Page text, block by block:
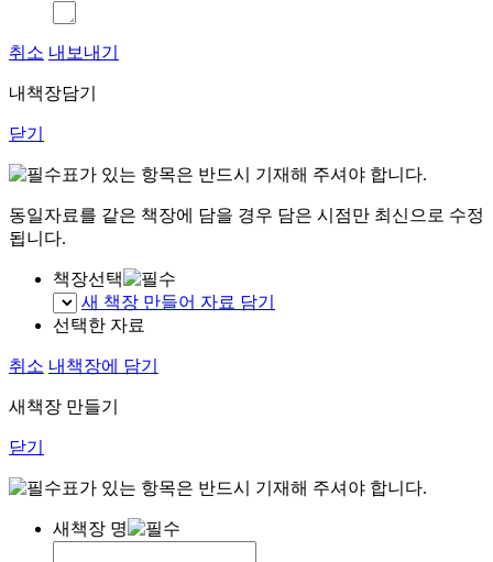
취소 내보내기
내책장담기
닫기
표가 있는 항목은 반드시 기재해 주셔야 합니다.
동일자료를 같은 책장에 담을 경우 담은 시점만 최신으로 수정
됩니다.
책장선택
새 책장 만들어 자료 담기
선택한 자료
취소 내책장에 담기
새책장 만들기
닫기
표가 있는 항목은 반드시 기재해 주셔야 합니다.
새책장 명